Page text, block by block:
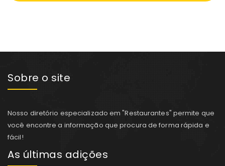
Sobre o site
Nosso diretório especializado em "Restaurantes" permite que
você encontre a informação que procura de forma rápida e
fácil!
As últimas adições